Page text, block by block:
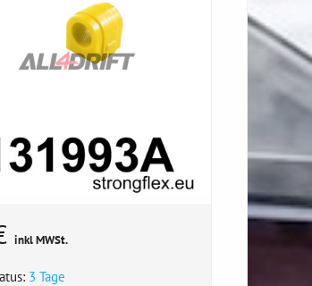
inkl MWSt.
3 Tage